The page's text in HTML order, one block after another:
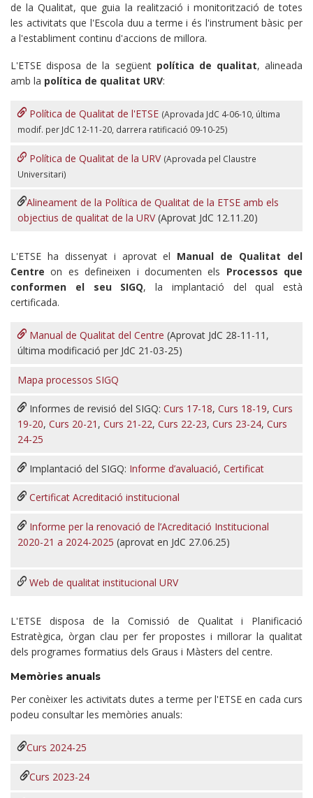
de la Qualitat, que guia la realització i monitorització de totes
les activitats que l'Escola duu a terme i és l'instrument bàsic per
a l'establiment continu d'accions de millora.
L'ETSE disposa de la següent política de qualitat, alineada
amb la política de qualitat URV:
Política de Qualitat de l'ETSE (Aprovada JdC 4-06-10, última
modif. per JdC 12-11-20, darrera ratificació 09-10-25)
Política de Qualitat de la URV (Aprovada pel Claustre
Universitari)
Alineament de la Política de Qualitat de la ETSE amb els
objectius de qualitat de la URV (Aprovat JdC 12.11.20)
L'ETSE ha dissenyat i aprovat el Manual de Qualitat del
Centre on es defineixen i documenten els Processos que
conformen el seu SIGQ, la implantació del qual està
certificada.
Manual de Qualitat del Centre (Aprovat JdC 28-11-11,
última modificació per JdC 21-03-25)
Mapa processos SIGQ
Informes de revisió del SIGQ: Curs 17-18, Curs 18-19, Curs
19-20, Curs 20-21 , Curs 21-22, Curs 22-23, Curs 23-24, Curs
24-25
Implantació del SIGQ: Informe d’avaluació, Certificat
Certificat Acreditació institucional
Informe per la renovació de l’Acreditació Institucional
2020-21 a 2024-2025 (aprovat en JdC 27.06.25)
Web de qualitat institucional URV
L'ETSE disposa de la Comissió de Qualitat i Planificació
Estratègica, òrgan clau per fer propostes i millorar la qualitat
dels programes formatius dels Graus i Màsters del centre.
Memòries anuals
Per conèixer les activitats dutes a terme per l'ETSE en cada curs
podeu consultar les memòries anuals:
Curs 2024-25
Curs 2023-24